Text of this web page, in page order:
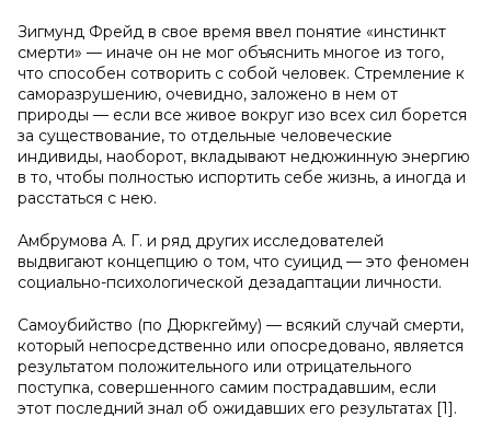
Зигмунд Фрейд в свое время ввел понятие «инстинкт
смерти» — иначе он не мог объяснить многое из того,
что способен сотворить с собой человек. Стремление к
саморазрушению, очевидно, заложено в нем от
природы — если все живое вокруг изо всех сил борется
за существование, то отдельные человеческие
индивиды, наоборот, вкладывают недюжинную энергию
в то, чтобы полностью испортить себе жизнь, а иногда и
расстаться с нею.
Амбрумова А. Г. и ряд других исследователей
выдвигают концепцию о том, что суицид — это феномен
социально-психологической дезадаптации личности.
Самоубийство (по Дюркгейму) — всякий случай смерти,
который непосредственно или опосредовано, является
результатом положительного или отрицательного
поступка, совершенного самим пострадавшим, если
этот последний знал об ожидавших его результатах [1].